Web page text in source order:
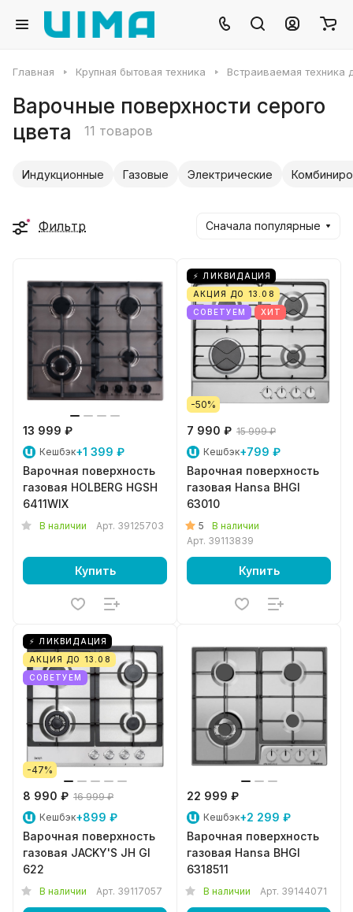
Главная Крупная бытовая техника Встраиваемая техника
Варочные поверхности серого
цвета
11 товаров
Индукционные Газовые Электрические
Фильтр Сначала популярные
13 999 ₽
Кешбэк+1 399 ₽
Варочная поверхность
газовая HOLBERG HGSH
6411WIX
В наличии Арт. 39125703
Купить
⚡ ЛИКВИДАЦИЯ
АКЦИЯ ДО 13.08
СОВЕТУЕМ
ХИТ
-50%
7 990 ₽ 15 999 ₽
Кешбэк+799 ₽
Варочная поверхность
газовая Hansa BHGI
63010
5
В наличии
Арт. 39113839
Купить
⚡ ЛИКВИДАЦИЯ
АКЦИЯ ДО 13.08
СОВЕТУЕМ
-47%
8 990 ₽ 16 999 ₽
Кешбэк+899 ₽
Варочная поверхность
газовая JACKY'S JH GI
622
В наличии Арт. 39117057
22 999 ₽
Кешбэк+2 299 ₽
Варочная поверхность
газовая Hansa BHGI
6318511
В наличии Арт. 39144071